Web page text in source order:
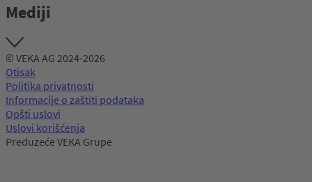
Mediji
© VEKA AG 2024-2026
Otisak
Politika privatnosti
Informacije o zaštiti podataka
Opšti uslovi
Uslovi korišćenja
Preduzeće VEKA Grupe